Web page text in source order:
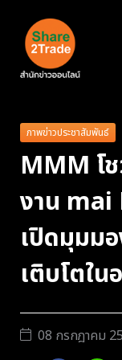
ภาพข่าวประชาสัมพันธ์
MMM โ
งาน mai
เปิดมุมม
เติบโตใ
08 กรกฎาคม